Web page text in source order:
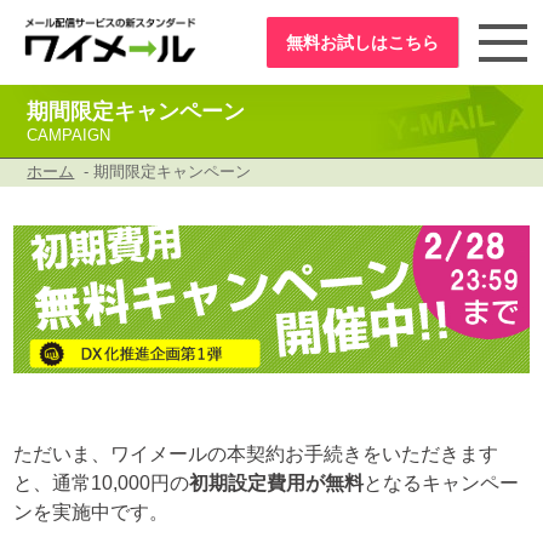
無料お試しはこちら
期間限定キャンペーン
CAMPAIGN
ホーム - 期間限定キャンペーン
ただいま、ワイメールの本契約お手続きをいただきます
と、通常10,000円の初期設定費用が無料となるキャンペー
ンを実施中です。